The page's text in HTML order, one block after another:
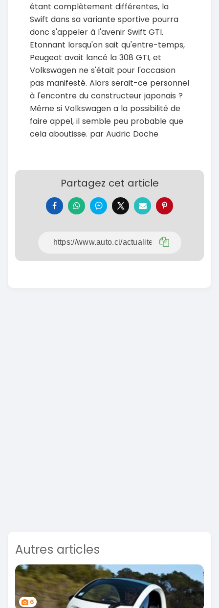
étant complètement différentes, la
Swift dans sa variante sportive pourra
donc s'appeler à l'avenir Swift GTI.
Etonnant lorsqu'on sait qu'entre-temps,
Peugeot avait lancé la 308 GTI, et
Volkswagen ne s'était pour l'occasion
pas manifesté. Alors serait-ce personnel
à l'encontre du constructeur japonais ?
Même si Volkswagen a la possibilité de
faire appel, il semble peu probable que
cela aboutisse. par Audric Doche
Partagez cet article
Autres articles
6